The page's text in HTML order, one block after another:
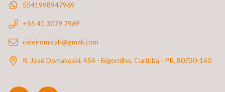
5541998947969
+55 41 3079 7969
celeiromicah@gmail.com
R. José Domakoski, 454 - Bigorrilho, Curitiba - PR, 80730-140